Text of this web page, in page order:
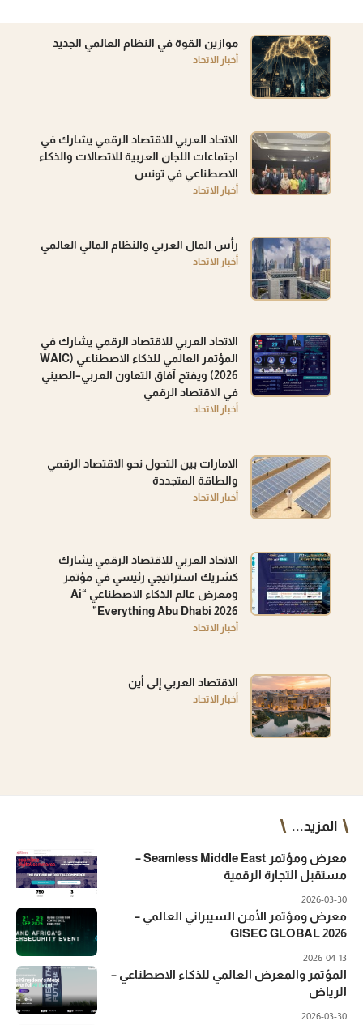
موازين القوة في النظام العالمي الجديد
أخبار الاتحاد
الاتحاد العربي للاقتصاد الرقمي يشارك في
اجتماعات اللجان العربية للاتصالات والذكاء
الاصطناعي في تونس
أخبار الاتحاد
رأس المال العربي والنظام المالي العالمي
أخبار الاتحاد
الاتحاد العربي للاقتصاد الرقمي يشارك في
المؤتمر العالمي للذكاء الاصطناعي (WAIC
2026) ويفتح آفاق التعاون العربي–الصيني
في الاقتصاد الرقمي
أخبار الاتحاد
الامارات بين التحول نحو الاقتصاد الرقمي
والطاقة المتجددة
أخبار الاتحاد
الاتحاد العربي للاقتصاد الرقمي يشارك
كشريك استراتيجي رئيسي في مؤتمر
ومعرض عالم الذكاء الاصطناعي “Ai
Everything Abu Dhabi 2026”
أخبار الاتحاد
الاقتصاد العربي إلى أين
أخبار الاتحاد
المزيد...
معرض ومؤتمر Seamless Middle East –
مستقبل التجارة الرقمية
2026-03-30
معرض ومؤتمر الأمن السيبراني العالمي –
GISEC GLOBAL 2026
2026-04-13
المؤتمر والمعرض العالمي للذكاء الاصطناعي –
الرياض
2026-03-30